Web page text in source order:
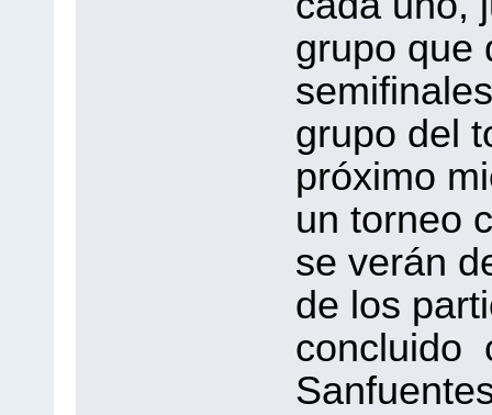
grupo que
grupo del
próximo
un torneo
se verán
de los
concluido